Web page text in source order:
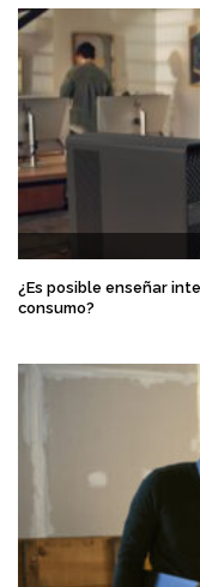
¿Es posible enseñar
consumo?